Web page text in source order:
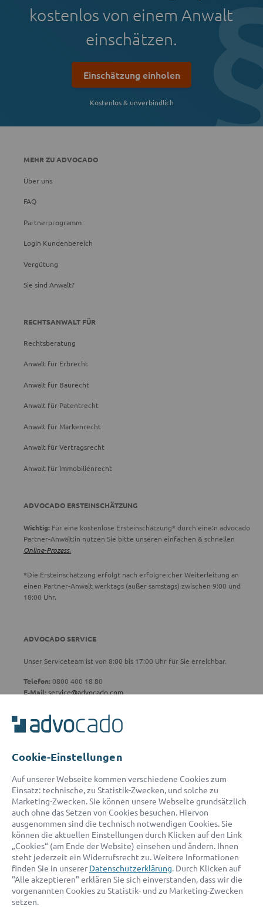
kostenlos von einem Anwalt
einschätzen.
Einschätzung einholen
Kostenlos & unverbindlich
MEHR ZU ADVOCADO
Über uns
FAQ
Partnerprogramm
Login Kundenbereich
Vergütung
Sie sind Anwalt?
RECHTSANWALT FÜR
Rechtsberatung
Anwalt für Erbrecht
Anwalt für Baurecht
Anwalt für Patentrecht
Anwalt für Markenrecht
Anwalt für Vertragsrecht
Anwalt für Immobilienrecht
ADVOCADO ERSTEINSCHÄTZUNG
Wichtig: Für eine kostenlose Ersteinschätzung* durch eine:n advocado
Partner-Anwält:in nutzen Sie bitte unseren einfachen & schnellen
Online-Prozess.
*Die Ersteinschätzung erfolgt nach erfolgreicher Weiterleitung an
einen Partner-Anwalt werktags (außer samstags) zwischen 9:00 und
18:00 Uhr.
ADVOCADO SERVICE
Unser Serviceteam ist von 8:00 bis 17:00 Uhr für Sie erreichbar.
Telefon:0800 400 18 80
E-Mail:service@advocado.com
© 2026 advocado - einfach online den passenden Rechtsanwalt finden
Auszeichnungen:
Cookie-Einstellungen
Auf unserer Webseite kommen verschiedene Cookies zum
Einsatz: technische, zu Statistik-Zwecken, und solche zu
Marketing-Zwecken. Sie können unsere Webseite grundsätzlich
auch ohne das Setzen von Cookies besuchen. Hiervon
ausgenommen sind die technisch notwendigen Cookies. Sie
können die aktuellen Einstellungen durch Klicken auf den Link
„Cookies“ (am Ende der Website) einsehen und ändern. Ihnen
steht jederzeit ein Widerrufsrecht zu. Weitere Informationen
finden Sie in unserer Datenschutzerklärung. Durch Klicken auf
"Alle akzeptieren" erklären Sie sich einverstanden, dass wir die
vorgenannten Cookies zu Statistik- und zu Marketing-Zwecken
setzen.